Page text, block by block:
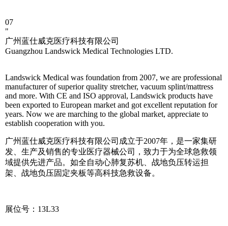
07
"
广州蓝仕威克医疗科技有限公司
Guangzhou Landswick Medical Technologies LTD.
Landswick Medical was foundation from 2007, we are professional
manufacturer of superior quality stretcher, vacuum splint/mattress
and more. With CE and ISO approval, Landswick products have
been exported to European market and got excellent reputation for
years. Now we are marching to the global market, appreciate to
establish cooperation with you.
广州蓝仕威克医疗科技有限公司成立于2007年，是一家集研
发、生产及销售的专业医疗器械公司，致力于为全球急救领
域提供先进产品。如全自动心肺复苏机、战地负压转运担
架、战地负压固定夹板等高科技急救设备。
展位号：13L33